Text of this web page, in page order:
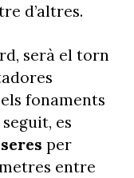
d’altres.
serà el torn
fonaments
es
per
entre